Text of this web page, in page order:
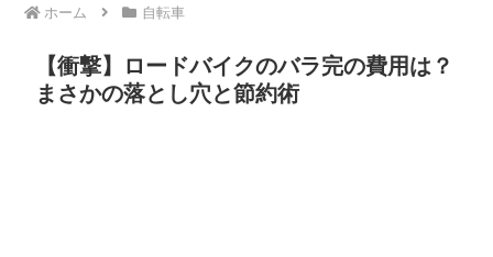
ホーム 自転車
【衝撃】ロードバイクのバラ完の費用は？
まさかの落とし穴と節約術